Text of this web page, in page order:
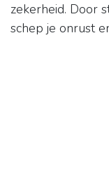
zekerheid. Door
schep je onrust